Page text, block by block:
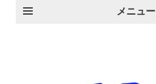
メニュー